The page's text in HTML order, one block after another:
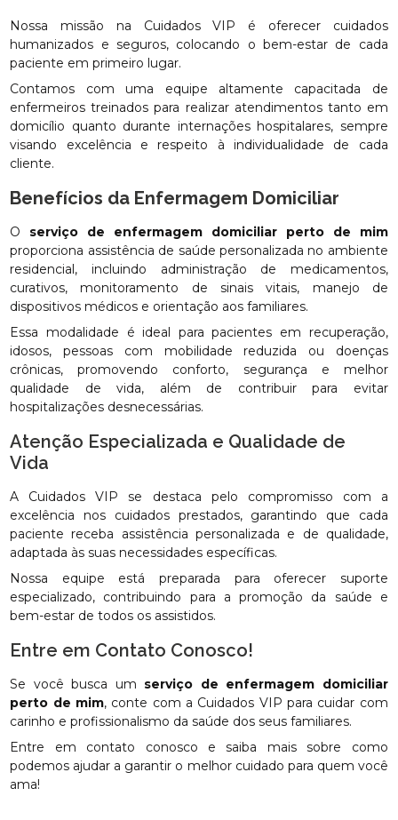
Nossa missão na Cuidados VIP é oferecer cuidados
humanizados e seguros, colocando o bem-estar de cada
paciente em primeiro lugar.
Contamos com uma equipe altamente capacitada de
enfermeiros treinados para realizar atendimentos tanto em
domicílio quanto durante internações hospitalares, sempre
visando excelência e respeito à individualidade de cada
cliente.
Benefícios da Enfermagem Domiciliar
O serviço de enfermagem domiciliar perto de mim
proporciona assistência de saúde personalizada no ambiente
residencial, incluindo administração de medicamentos,
curativos, monitoramento de sinais vitais, manejo de
dispositivos médicos e orientação aos familiares.
Essa modalidade é ideal para pacientes em recuperação,
idosos, pessoas com mobilidade reduzida ou doenças
crônicas, promovendo conforto, segurança e melhor
qualidade de vida, além de contribuir para evitar
hospitalizações desnecessárias.
Atenção Especializada e Qualidade de
Vida
A Cuidados VIP se destaca pelo compromisso com a
excelência nos cuidados prestados, garantindo que cada
paciente receba assistência personalizada e de qualidade,
adaptada às suas necessidades específicas.
Nossa equipe está preparada para oferecer suporte
especializado, contribuindo para a promoção da saúde e
bem-estar de todos os assistidos.
Entre em Contato Conosco!
Se você busca um serviço de enfermagem domiciliar
perto de mim, conte com a Cuidados VIP para cuidar com
carinho e profissionalismo da saúde dos seus familiares.
Entre em contato conosco e saiba mais sobre como
podemos ajudar a garantir o melhor cuidado para quem você
ama!